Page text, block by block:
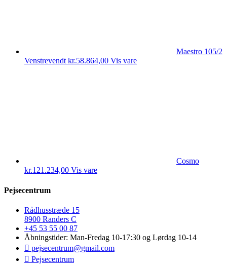
Maestro 105/2
Venstrevendt kr.58.864,00 Vis vare
Cosmo
kr.121.234,00 Vis vare
Pejsecentrum
Rådhusstræde 15
8900 Randers C
+45 53 55 00 87
Åbningstider: Man-Fredag 10-17:30 og Lørdag 10-14
pejsecentrum@gmail.com
Pejsecentrum